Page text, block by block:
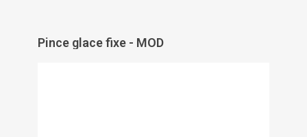
Pince glace fixe - MOD